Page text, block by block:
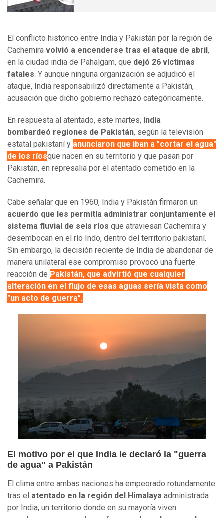
El conflicto histórico entre India y Pakistán por la región de
Cachemira volvió a encenderse tras el ataque de abril,
en la ciudad india de Pahalgam, que dejó 26 víctimas
fatales. Y aunque ninguna organización se adjudicó el
ataque, India responsabilizó directamente a Pakistán,
acusación que dicho gobierno rechazó categóricamente.
En respuesta al atentado, este martes, India
bombardeó regiones de Pakistán, según la televisión
estatal pakistaní y anunciaron que iban a "cortar el agua"
de los ríosque nacen en su territorio y que pasan por
Pakistán, en represalia por el atentado cometido en la
Cachemira.
Cabe señalar que en 1960, India y Pakistán firmaron un
acuerdo que les permitía administrar conjuntamente el
sistema fluvial de seis ríos que atraviesan Cachemira y
desembocan en el río Indo, dentro del territorio pakistaní.
Sin embargo, la decisión reciente de India de abandonar de
manera unilateral ese compromiso provocó una fuerte
reacción de Pakistán, que advirtió que cualquier
alteración en el flujo de esas aguas sería vista como
"un acto de guerra".
El motivo por el que India le declaró la "guerra
de agua" a Pakistán
El clima entre ambas naciones ha empeorado rotundamente
tras el atentado en la región del Himalaya administrada
por India, un territorio donde en su mayoría viven